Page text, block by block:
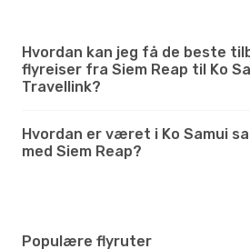
Hvordan kan jeg få de beste
flyreiser fra Siem Reap til Ko
Travellink?
Hvordan er været i Ko Samui
med Siem Reap?
Populære flyruter